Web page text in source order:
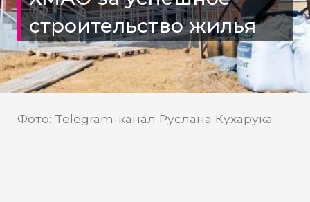
строительство жилья
Фото: Telegram-канал Руслана Кухарука